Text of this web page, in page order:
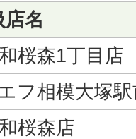
名
桜森1丁目店
フ相模大塚
桜森店